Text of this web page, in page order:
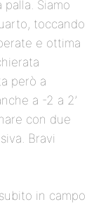
Siamo
toccando
e ottima
però a
a -2 a 2’
con due
Bravi
in campo